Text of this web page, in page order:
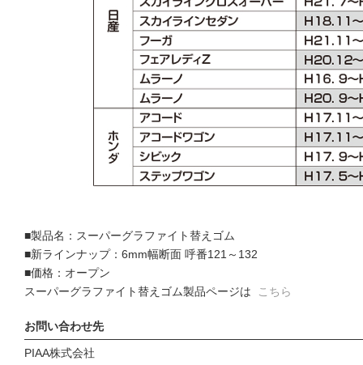
■製品名：スーパーグラファイト替えゴム
■新ラインナップ：6mm幅断面 呼番121～132
■価格：オープン
スーパーグラファイト替えゴム製品ページは
こちら
お問い合わせ先
PIAA株式会社